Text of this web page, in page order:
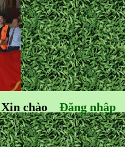
Đăng nhập
Xin chào